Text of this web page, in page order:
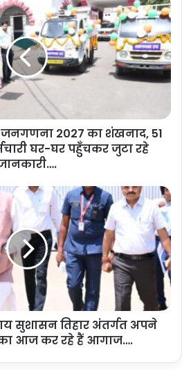
2027 का शंखनाद, 51
घर-घर पहुँचकर जुटा रहे
सुशासन तिहार अंतर्गत अपने
का आज कर रहे हैं आगाज….